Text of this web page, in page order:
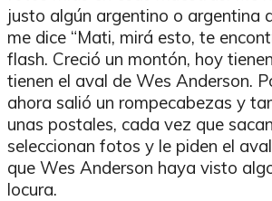
justo algún argentino o argentina
me dice “Mati, mirá esto, te
flash. Creció un montón, hoy
tienen el aval de Wes Anderson.
ahora salió un rompecabezas y
unas postales, cada vez que
seleccionan fotos y le piden el
que Wes Anderson haya visto
locura.